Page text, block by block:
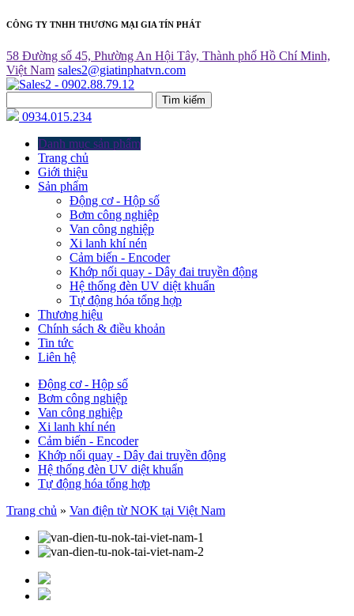
CÔNG TY TNHH THƯƠNG MẠI GIA TÍN PHÁT
58 Đường số 45, Phường An Hội Tây, Thành phố Hồ Chí Minh,
Việt Nam sales2@giatinphatvn.com
Tìm kiếm
0934.015.234
Danh mục sản phẩm
Trang chủ
Giới thiệu
Sản phẩm
Động cơ - Hộp số
Bơm công nghiệp
Van công nghiệp
Xi lanh khí nén
Cảm biến - Encoder
Khớp nối quay - Dây đai truyền động
Hệ thống đèn UV diệt khuẩn
Tự động hóa tổng hợp
Thương hiệu
Chính sách & điều khoản
Tin tức
Liên hệ
Động cơ - Hộp số
Bơm công nghiệp
Van công nghiệp
Xi lanh khí nén
Cảm biến - Encoder
Khớp nối quay - Dây đai truyền động
Hệ thống đèn UV diệt khuẩn
Tự động hóa tổng hợp
Trang chủ » Van điện từ NOK tại Việt Nam